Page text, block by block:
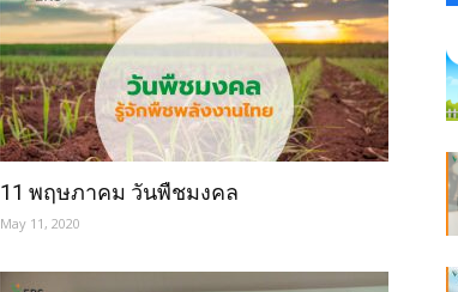
11 พฤษภาคม วันพืชมงคล
May 11, 2020